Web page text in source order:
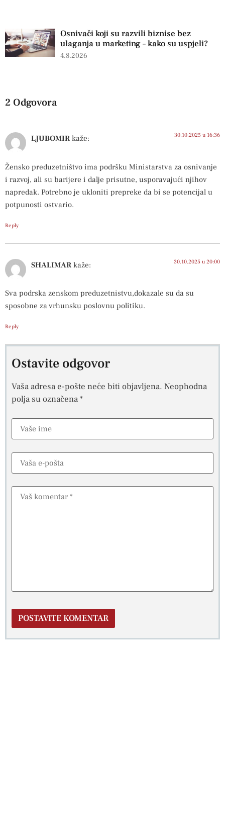
Osnivači koji su razvili biznise bez
ulaganja u marketing – kako su uspjeli?
4.8.2026
2 Odgovora
LJUBOMIR kaže: 30.10.2025 u 16:36
Žensko preduzetništvo ima podršku Ministarstva za osnivanje
i razvoj, ali su barijere i dalje prisutne, usporavajući njihov
napredak. Potrebno je ukloniti prepreke da bi se potencijal u
potpunosti ostvario.
Reply
SHALIMAR kaže: 30.10.2025 u 20:00
Sva podrska zenskom preduzetnistvu,dokazale su da su
sposobne za vrhunsku poslovnu politiku.
Reply
Ostavite odgovor
Vaša adresa e-pošte neće biti objavljena. Neophodna
polja su označena*